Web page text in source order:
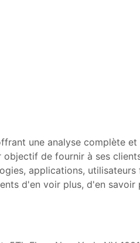
une analyse complète
objectif de fournir à ses
applications, utilisateurs
d'en voir plus, d'en savoir